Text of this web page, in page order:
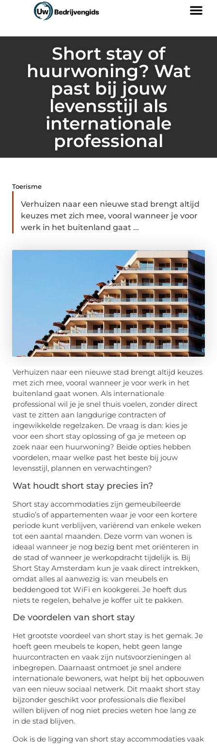
Short stay of
huurwoning? Wat
past bij jouw
levensstijl als
internationale
professional
Toerisme
Verhuizen naar een nieuwe stad brengt altijd
keuzes met zich mee, vooral wanneer je voor
werk in het buitenland gaat ...
Verhuizen naar een nieuwe stad brengt altijd keuzes
met zich mee, vooral wanneer je voor werk in het
buitenland gaat wonen. Als internationale
professional wil je je snel thuis voelen, zonder direct
vast te zitten aan langdurige contracten of
ingewikkelde regelzaken. De vraag is dan: kies je
voor een short stay oplossing of ga je meteen op
zoek naar een huurwoning? Beide opties hebben
voordelen, maar welke past het beste bij jouw
levensstijl, plannen en verwachtingen?
Wat houdt short stay precies in?
Short stay accommodaties zijn gemeubileerde
studio’s of appartementen waar je voor een kortere
periode kunt verblijven, variërend van enkele weken
tot een aantal maanden. Deze vorm van wonen is
ideaal wanneer je nog bezig bent met oriënteren in
de stad of wanneer je werkopdracht tijdelijk is. Bij
Short Stay Amsterdam kun je vaak direct intrekken,
omdat alles al aanwezig is: van meubels en
beddengoed tot WiFi en kookgerei. Je hoeft dus
niets te regelen, behalve je koffer uit te pakken.
De voordelen van short stay
Het grootste voordeel van short stay is het gemak. Je
hoeft geen meubels te kopen, hebt geen lange
huurcontracten en vaak zijn nutsvoorzieningen al
inbegrepen. Daarnaast ontmoet je snel andere
internationale bewoners, wat helpt bij het opbouwen
van een nieuw sociaal netwerk. Dit maakt short stay
bijzonder geschikt voor professionals die flexibel
willen blijven of nog niet precies weten hoe lang ze
in de stad blijven.
Ook is de ligging van short stay accommodaties vaak